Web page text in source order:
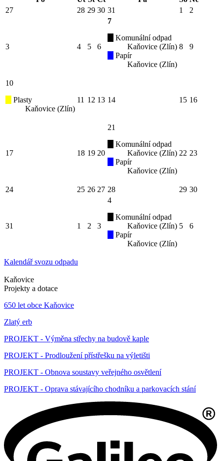
27
28 29 30 31 1 2
3 4 5 6
7
Komunální odpad
Kaňovice (Zlín)
Papír
Kaňovice (Zlín)
8 9
10
Plasty
Kaňovice (Zlín)
11 12 13 14 15 16
17 18 19 20
21
Komunální odpad
Kaňovice (Zlín)
Papír
Kaňovice (Zlín)
22 23
24 25 26 27 28 29 30
31 1 2 3
4
Komunální odpad
Kaňovice (Zlín)
Papír
Kaňovice (Zlín)
5 6
Kalendář svozu odpadu
Kaňovice
Projekty a dotace
650 let obce Kaňovice
Zlatý erb
PROJEKT - Výměna střechy na budově kaple
PROJEKT - Prodloužení přístřešku na výletišti
PROJEKT - Obnova soustavy veřejného osvětlení
PROJEKT - Oprava stávajícího chodníku a parkovacích stání